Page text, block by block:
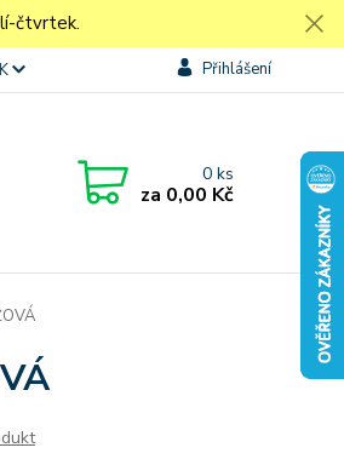
čtvrtek.
Přihlášení
0ks
za 0,00 Kč